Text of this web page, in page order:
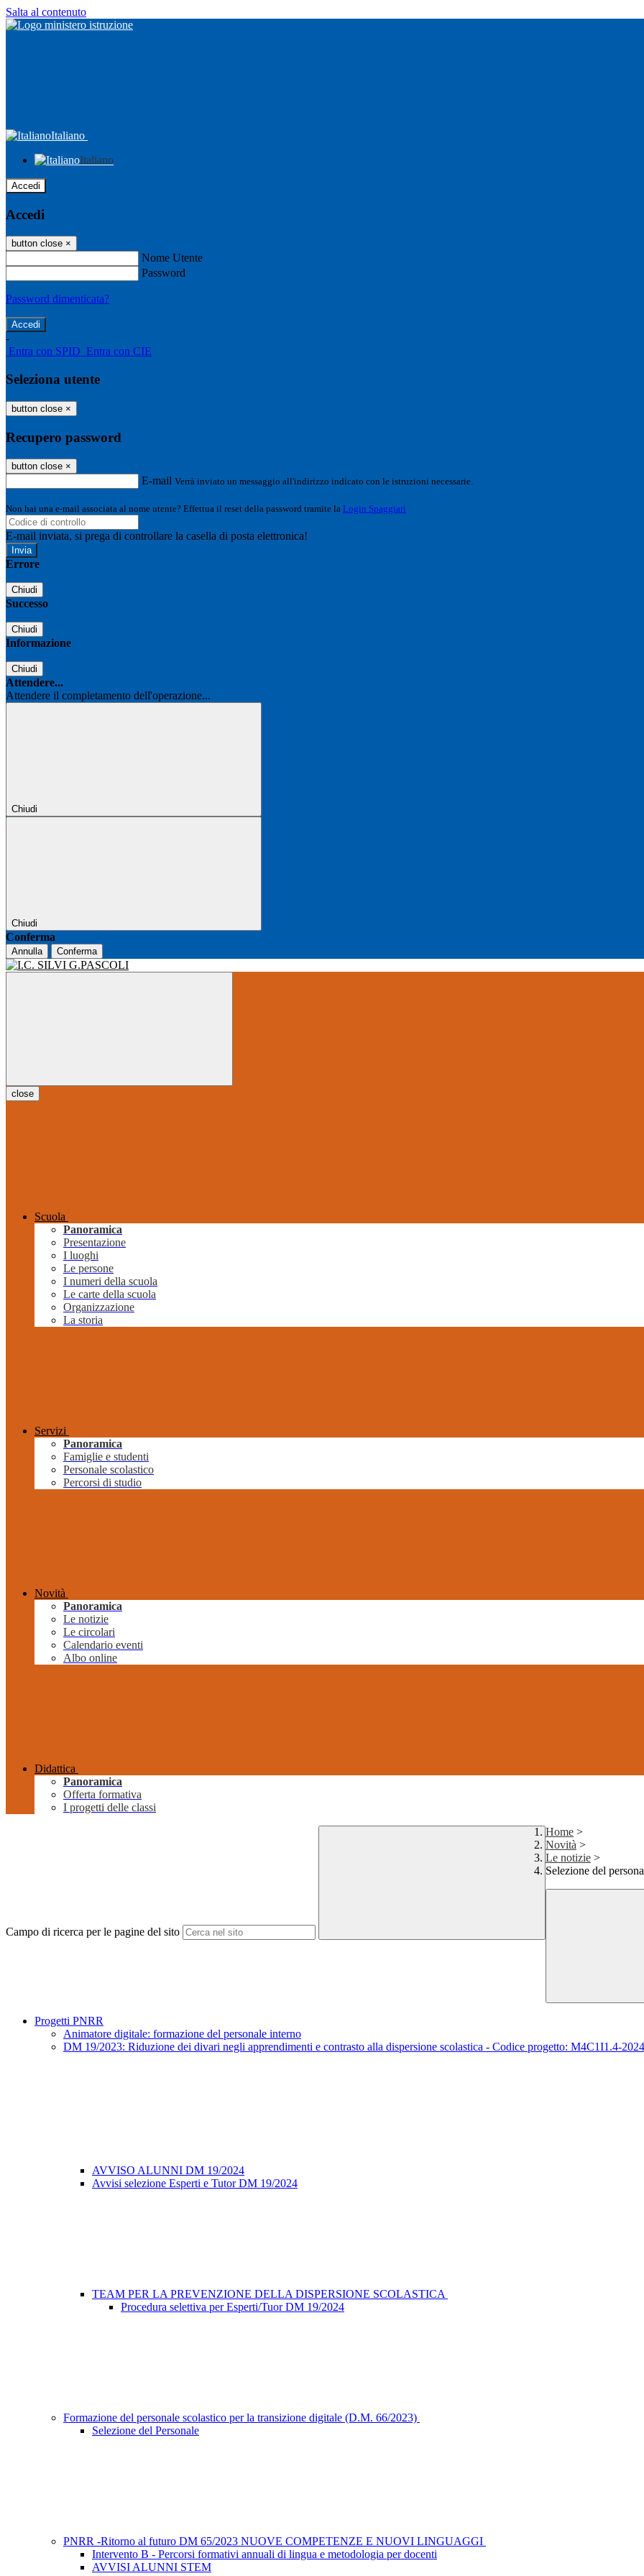
Salta al contenuto
Italiano
Italiano
Accedi
Accedi
button close ×
Nome Utente
Password
Password dimenticata?
-
Entra con SPID Entra con CIE
Seleziona utente
button close ×
Recupero password
button close ×
E-mail Verrà inviato un messaggio all'indirizzo indicato con le istruzioni necessarie.
Non hai una e-mail associata al nome utente? Effettua il reset della password tramite la Login Spaggiari
E-mail inviata, si prega di controllare la casella di posta elettronica!
Errore
Chiudi
Successo
Chiudi
Informazione
Chiudi
Attendere...
Attendere il completamento dell'operazione...
Chiudi
Chiudi
Conferma
Annulla Conferma
close
Scuola
Panoramica
Presentazione
I luoghi
Le persone
I numeri della scuola
Le carte della scuola
Organizzazione
La storia
Servizi
Panoramica
Famiglie e studenti
Personale scolastico
Percorsi di studio
Novità
Panoramica
Le notizie
Le circolari
Calendario eventi
Albo online
Didattica
Panoramica
Offerta formativa
I progetti delle classi
Campo di ricerca per le pagine del sito
Home >
Novità >
Le notizie >
Selezione del
Progetti PNRR
Animatore digitale: formazione del personale interno
DM 19/2023: Riduzione dei divari negli apprendimenti e contrasto alla dispersione scolastica - Codice progetto: M4C1I1.4-
AVVISO ALUNNI DM 19/2024
Avvisi selezione Esperti e Tutor DM 19/2024
TEAM PER LA PREVENZIONE DELLA DISPERSIONE SCOLASTICA
Procedura selettiva per Esperti/Tuor DM 19/2024
Formazione del personale scolastico per la transizione digitale (D.M. 66/2023)
Selezione del Personale
PNRR -Ritorno al futuro DM 65/2023 NUOVE COMPETENZE E NUOVI LINGUAGGI
Intervento B - Percorsi formativi annuali di lingua e metodologia per docenti
AVVISI ALUNNI STEM